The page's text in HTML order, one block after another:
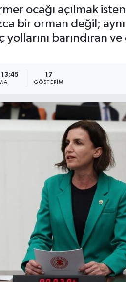
ocağı açılmak
bir orman değil;
barındıran
17
GÖSTERIM